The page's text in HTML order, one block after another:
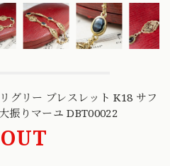
グリー ブレスレット K18 サフ
振りマーユ DBT00022